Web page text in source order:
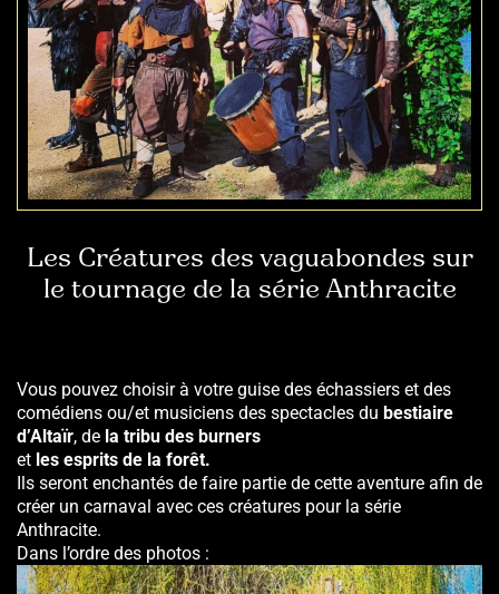
Les Créatures des vaguabondes sur
le tournage de la série Anthracite
Vous pouvez choisir à votre guise des échassiers et des
comédiens ou/et musiciens des spectacles du bestiaire
d’Altaïr, de la tribu des burners
et les esprits de la forêt.
Ils seront enchantés de faire partie de cette aventure afin de
créer un carnaval avec ces créatures pour la série
Anthracite.
Dans l’ordre des photos :